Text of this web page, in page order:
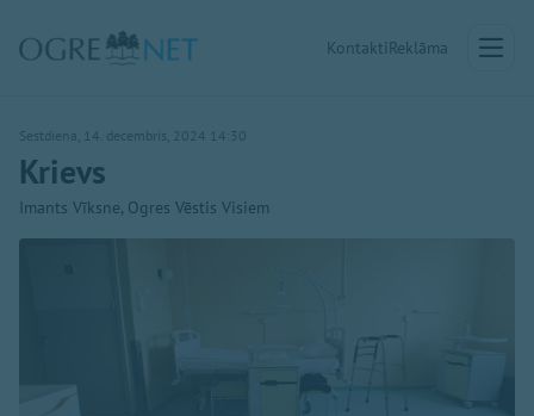
KontaktiReklāma
Sestdiena, 14. decembris, 2024 14:30
Krievs
Imants Vīksne, Ogres Vēstis Visiem